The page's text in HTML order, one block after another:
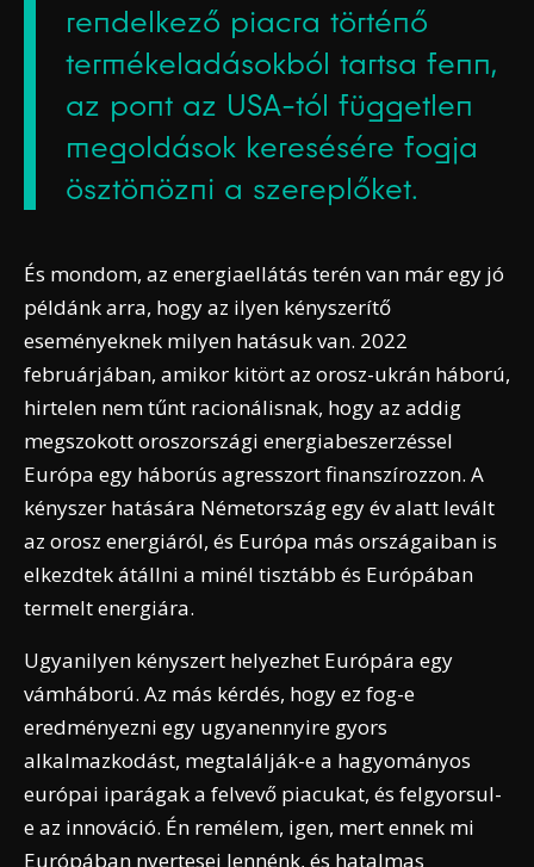
rendelkező piacra történő
termékeladásokból tartsa fenn,
az pont az USA-tól független
megoldások keresésére fogja
ösztönözni a szereplőket.
És mondom, az energiaellátás terén van már egy jó
példánk arra, hogy az ilyen kényszerítő
eseményeknek milyen hatásuk van. 2022
februárjában, amikor kitört az orosz-ukrán háború,
hirtelen nem tűnt racionálisnak, hogy az addig
megszokott oroszországi energiabeszerzéssel
Európa egy háborús agresszort finanszírozzon. A
kényszer hatására Németország egy év alatt levált
az orosz energiáról, és Európa más országaiban is
elkezdtek átállni a minél tisztább és Európában
termelt energiára.
Ugyanilyen kényszert helyezhet Európára egy
vámháború. Az más kérdés, hogy ez fog-e
eredményezni egy ugyanennyire gyors
alkalmazkodást, megtalálják-e a hagyományos
európai iparágak a felvevő piacukat, és felgyorsul-
e az innováció. Én remélem, igen, mert ennek mi
Európában nyertesei lennénk, és hatalmas